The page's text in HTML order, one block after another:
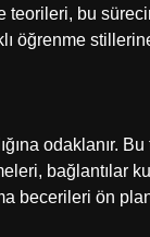
bu
öğrenme
odaklanır.
bağlantılar
becerileri ön